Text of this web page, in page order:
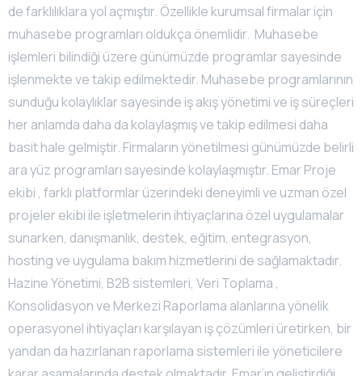
de farklılıklara yol açmıştır. Özellikle kurumsal firmalar için
muhasebe programları oldukça önemlidir. Muhasebe
işlemleri bilindiği üzere günümüzde programlar sayesinde
işlenmekte ve takip edilmektedir. Muhasebe programlarının
sunduğu kolaylıklar sayesinde iş akış yönetimi ve iş süreçleri
her anlamda daha da kolaylaşmış ve takip edilmesi daha
basit hale gelmiştir. Firmaların yönetilmesi günümüzde belirli
ara yüz programları sayesinde kolaylaşmıştır. Emar Proje
ekibi , farklı platformlar üzerindeki deneyimli ve uzman özel
projeler ekibi ile işletmelerin ihtiyaçlarına özel uygulamalar
sunarken, danışmanlık, destek, eğitim, entegrasyon,
hosting ve uygulama bakım hizmetlerini de sağlamaktadır.
Hazine Yönetimi, B2B sistemleri, Veri Toplama ,
Konsolidasyon ve Merkezi Raporlama alanlarına yönelik
operasyonel ihtiyaçları karşılayan iş çözümleri üretirken, bir
yandan da hazırlanan raporlama sistemleri ile yöneticilere